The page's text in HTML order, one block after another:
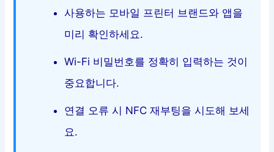
사용하는 모바일 프린터 브랜드와 앱을
미리 확인하세요.
Wi-Fi 비밀번호를 정확히 입력하는 것이
중요합니다.
연결 오류 시 NFC 재부팅을 시도해 보세
요.